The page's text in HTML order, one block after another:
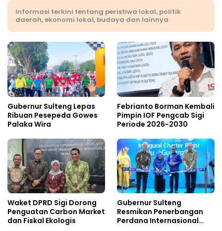
Informasi terkini tentang peristiwa lokal, politik
daerah, ekonomi lokal, budaya dan lainnya
Gubernur Sulteng Lepas
Ribuan Pesepeda Gowes
Palaka Wira
Febrianto Borman Kembali
Pimpin IOF Pengcab Sigi
Periode 2026-2030
Waket DPRD Sigi Dorong
Penguatan Carbon Market
dan Fiskal Ekologis
Gubernur Sulteng
Resmikan Penerbangan
Perdana Internasional